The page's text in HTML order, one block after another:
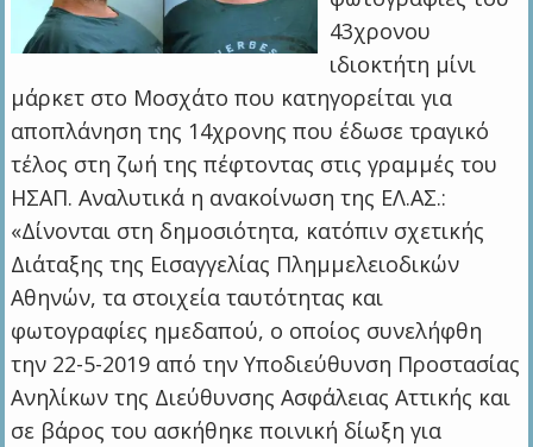
43χρονου
ιδιοκτήτη μίνι
μάρκετ στο Μοσχάτο που κατηγορείται για
αποπλάνηση της 14χρονης που έδωσε τραγικό
τέλος στη ζωή της πέφτοντας στις γραμμές του
ΗΣΑΠ. Αναλυτικά η ανακοίνωση της ΕΛ.ΑΣ.:
«Δίνονται στη δημοσιότητα, κατόπιν σχετικής
Διάταξης της Εισαγγελίας Πλημμελειοδικών
Αθηνών, τα στοιχεία ταυτότητας και
φωτογραφίες ημεδαπού, ο οποίος συνελήφθη
την 22-5-2019 από την Υποδιεύθυνση Προστασίας
Ανηλίκων της Διεύθυνσης Ασφάλειας Αττικής και
σε βάρος του ασκήθηκε ποινική δίωξη για